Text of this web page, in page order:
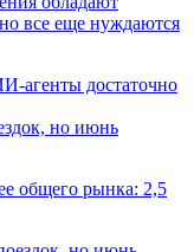
все еще нуждаются
но июнь
общего рынка: 2,5